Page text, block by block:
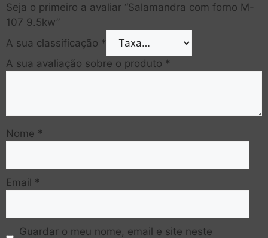
Seja o primeiro a avaliar “Salamandra com forno M-
107 9.5kw”
A sua classificação *
A sua avaliação sobre o produto *
Nome *
Email *
Guardar o meu nome, email e site neste